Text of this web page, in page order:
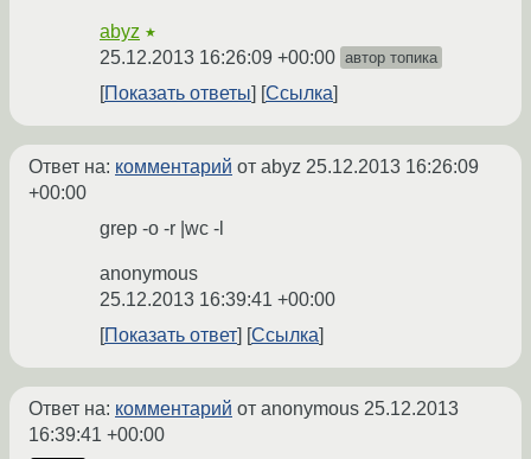
abyz ★
25.12.2013 16:26:09 +00:00 автор топика
Показать ответы Ссылка
Ответ на: комментарий от abyz 25.12.2013 16:26:09
+00:00
grep -o -r |wc -l
anonymous
25.12.2013 16:39:41 +00:00
Показать ответ
Ссылка
Ответ на: комментарий от anonymous 25.12.2013
16:39:41 +00:00